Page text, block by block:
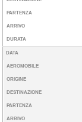
PARTENZA
ARRIVO
DURATA
DATA
AEROMOBILE
ORIGINE
DESTINAZIONE
PARTENZA
ARRIVO